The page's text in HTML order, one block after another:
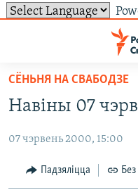
ўнівэрсальнага
доступу
Перайсьці
да
галоўнага
Перайсьці
да
ВІДЭА І ФОТА
ЛЮДЗІ
ТОЛЬКІ НА СВАБОДЗЕ
ТЭСТЫ
БЛОГІ
СУВЯЗЬ
АБЫСЬЦІ БЛЯКАВАНЬНЕ
ПАДПІСАЦЦА
СЁНЬНЯ НА СВАБОДЗЕ
Навіны 07
07 чэрвень 2000, 15:00
Падзяліцца